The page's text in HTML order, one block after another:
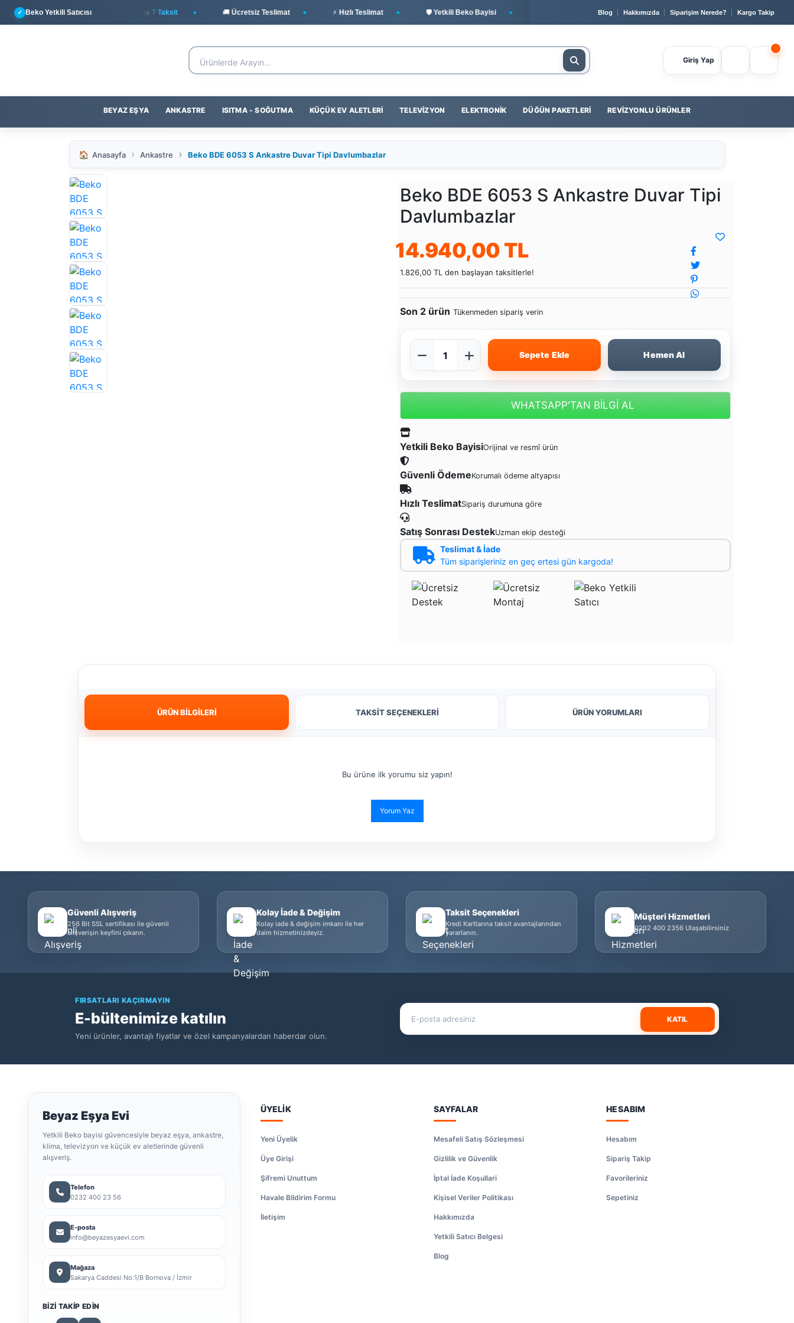
✓ Beko Yetkili Satıcısı
💳 Yapı Kredi ile Peşin Fiyatına 7 Taksit 🚚 Ücretsiz Teslimat ⚡ Hızlı Teslimat 🛡️ Yetkili Beko Bayisi 📞 0232 400 23 56 💳 Yapı Kredi
Blog Hakkımızda Siparişim Nerede? Kargo Takip
Giriş Yap
BEYAZ EŞYA ANKASTRE ISITMA - SOĞUTMA KÜÇÜK EV ALETLERI TELEVIZYON ELEKTRONIK DÜĞÜN PAKETLERI REVIZYONLU ÜRÜNLER
Anasayfa Ankastre Beko BDE 6053 S Ankastre Duvar Tipi Davlumbazlar
Beko BDE 6053 S Ankastre Duvar Tipi
Davlumbazlar
14.940,00 TL
1.826,00 TL den başlayan taksitlerle!
Son 2 ürün Tükenmeden sipariş verin
Sepete Ekle Hemen Al
WHATSAPP'TAN BİLGİ AL
Yetkili Beko BayisiOrijinal ve resmî ürün
Güvenli ÖdemeKorumalı ödeme altyapısı
Hızlı TeslimatSipariş durumuna göre
Satış Sonrası DestekUzman ekip desteği
Teslimat & İade
Tüm siparişleriniz en geç ertesi gün kargoda!
ÜRÜN BİLGİLERİ TAKSİT SEÇENEKLERİ ÜRÜN YORUMLARI
Bu ürüne ilk yorumu siz yapın!
Yorum Yaz
Güvenli Alışveriş
256 Bit SSL sertifikası ile güvenli
alışverişin keyfini çıkarın.
Kolay İade & Değişim
Kolay iade & değişim imkanı ile her
daim hizmetinizdeyiz.
Taksit Seçenekleri
Kredi Kartlarına taksit avantajlarından
yararlanın.
Müşteri Hizmetleri
0232 400 2356 Ulaşabilirsiniz
FIRSATLARI KAÇIRMAYIN
E-bültenimize katılın
Yeni ürünler, avantajlı fiyatlar ve özel kampanyalardan haberdar olun.
KATIL
Beyaz Eşya Evi
Yetkili Beko bayisi güvencesiyle beyaz eşya, ankastre,
klima, televizyon ve küçük ev aletlerinde güvenli
alışveriş.
Telefon
0232 400 23 56
E-posta
info@beyazesyaevi.com
Mağaza
Sakarya Caddesi No:1/B Bornova / İzmir
BIZI TAKIP EDIN
ÜYELİK
Yeni Üyelik
Üye Girişi
Şifremi Unuttum
Havale Bildirim Formu
İletişim
SAYFALAR
Mesafeli Satış Sözleşmesi
Gizlilik ve Güvenlik
İptal İade Koşullari
Kişisel Veriler Politikası
Hakkımızda
Yetkili Satıcı Belgesi
Blog
HESABIM
Hesabım
Sipariş Takip
Favorileriniz
Sepetiniz